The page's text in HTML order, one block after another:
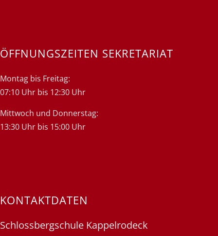
ÖFFNUNGSZEITEN SEKRETARIAT
Montag bis Freitag:
07:10 Uhr bis 12:30 Uhr
Mittwoch und Donnerstag:
13:30 Uhr bis 15:00 Uhr
KONTAKTDATEN
Schlossbergschule Kappelrodeck